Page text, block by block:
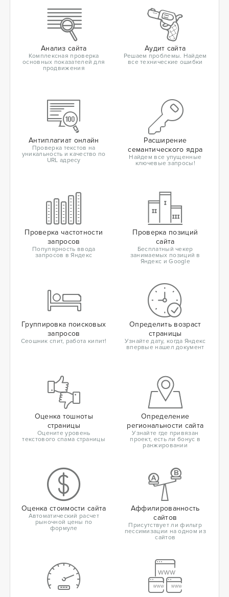
Анализ сайта
Комплексная проверка
основных показателей для
продвижения
Аудит сайта
Решаем проблемы. Найдем
все технические ошибки
Антиплагиат онлайн
Проверка текстов на
уникальность и качество по
URL адресу
Расширение
семантического ядра
Найдем все упущенные
ключевые запросы!
Проверка частотности
запросов
Популярность ввода
запросов в Яндекс
Проверка позиций
сайта
Бесплатный чекер
занимаемых позиций в
Яндекс и Google
Группировка поисковых
запросов
Сеошник спит, работа кипит!
Определить возраст
страницы
Узнайте дату, когда Яндекс
впервые нашел документ
Оценка тошноты
страницы
Оцените уровень
текстового спама страницы
Определение
региональности сайта
Узнайте где привязан
проект, есть ли бонус в
ранжировании
Оценка стоимости сайта
Автоматический расчет
рыночной цены по
формуле
Аффилированность
сайтов
Присутствует ли фильтр
пессимизации на одном из
сайтов